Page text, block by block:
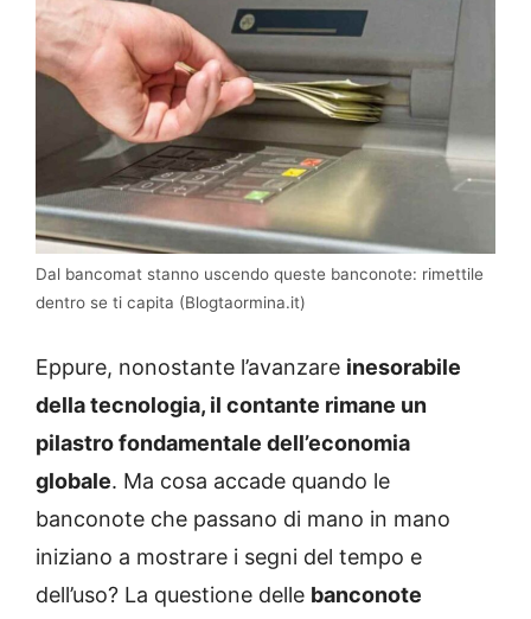
Dal bancomat stanno uscendo queste banconote: rimettile
dentro se ti capita (Blogtaormina.it)
Eppure, nonostante l’avanzare inesorabile
della tecnologia, il contante rimane un
pilastro fondamentale dell’economia
globale. Ma cosa accade quando le
banconote che passano di mano in mano
iniziano a mostrare i segni del tempo e
dell’uso? La questione delle banconote